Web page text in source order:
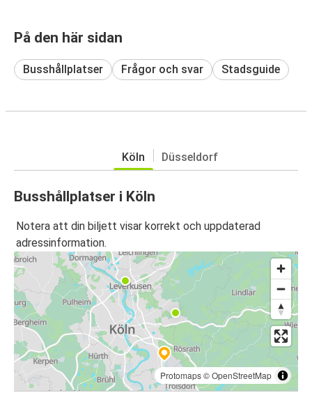
På den här sidan
Busshållplatser Frågor och svar Stadsguide
Köln Düsseldorf
Busshållplatser i Köln
Notera att din biljett visar korrekt och uppdaterad
adressinformation.
Protomaps©OpenStreetMap